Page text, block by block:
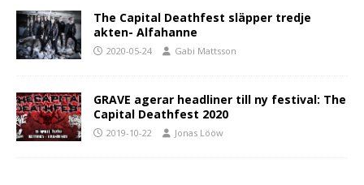
The Capital Deathfest släpper tredje
akten- Alfahanne
2020-05-24 Gabi Mattsson
GRAVE agerar headliner till ny festival: The
Capital Deathfest 2020
2019-10-22 Jonas Lööw